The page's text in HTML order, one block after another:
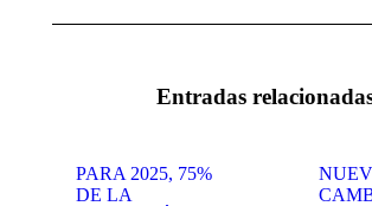
Entradas
PARA 2025, 75%
DE LA